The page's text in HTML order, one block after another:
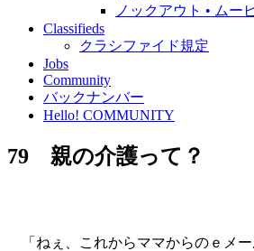
ノックアウト • ムー
Classifieds
クラシファイド規定
Jobs
Community
バックナンバー
Hello! COMMUNITY
79 親の介護って？
「ねぇ、これからママからのｅメ